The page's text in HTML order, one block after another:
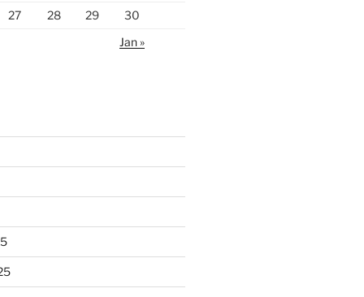
27 28 29
30
Jan »